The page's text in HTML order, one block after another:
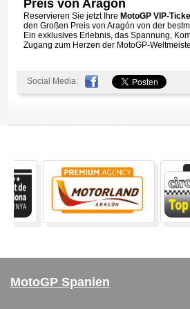
Preis von Aragón
Reservieren Sie jetzt Ihre MotoGP VIP-
den Großen Preis von Aragón von der
Ein exklusives Erlebnis, das Spannung,
Zugang zum Herzen der MotoGP-
Social Media:
MotoGP Spanien